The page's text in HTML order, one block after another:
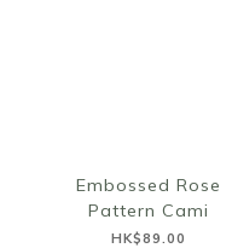
Embossed Rose
Pattern Cami
HK$89.00